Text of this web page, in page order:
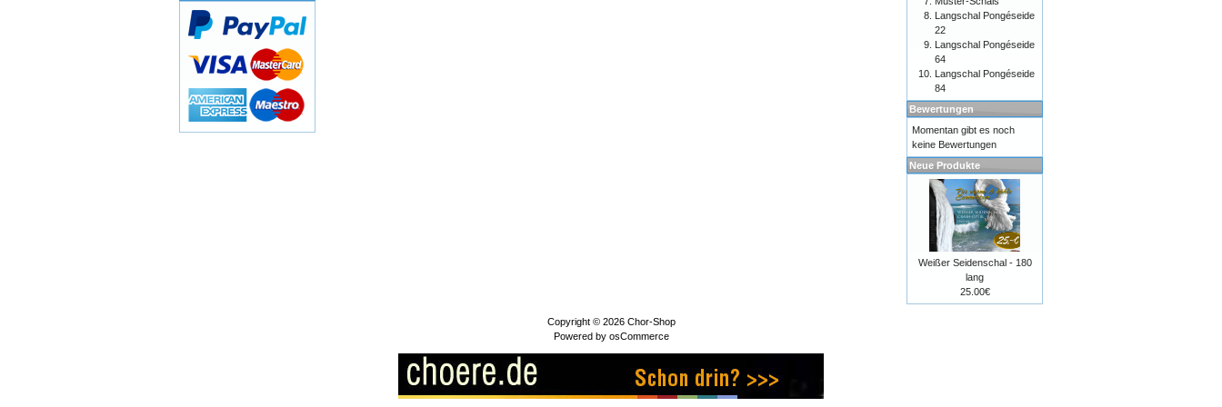
Langschal Pongéseide
22
Langschal Pongéseide
64
Langschal Pongéseide
84
Bewertungen
Momentan gibt es noch
keine Bewertungen
Neue Produkte
Weißer Seidenschal - 180
lang
25.00€
Copyright © 2026 Chor-Shop
Powered by osCommerce